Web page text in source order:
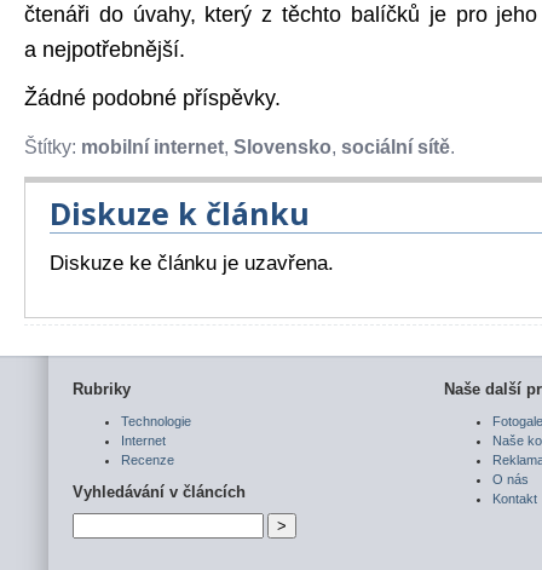
čtenáři do úvahy, který z těchto balíčků je pro
a nejpotřebnější.
Žádné podobné příspěvky.
Štítky: mobilní internet, Slovensko, sociální sítě.
Diskuze k článku
Diskuze ke článku je uzavřena.
Rubriky
Technologie
Internet
Recenze
Vyhledávání v článcích
Naše další
Naše
O nás
Kontakt